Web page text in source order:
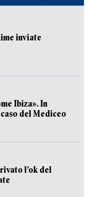
inviate
Ibiza». In
del Mediceo
l’ok del